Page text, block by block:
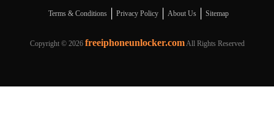
Terms & Conditions Privacy Policy About Us Sitemap
Copyright © 2026 freeiphoneunlocker.comAll Rights Reserved